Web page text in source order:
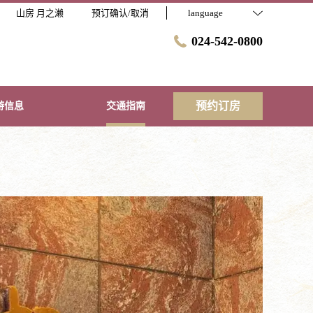
山房 月之濑 预订确认/取消 language
024-542-0800
信息 交通指南 预约订房